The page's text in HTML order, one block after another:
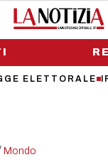
ELETTORALE
Mondo